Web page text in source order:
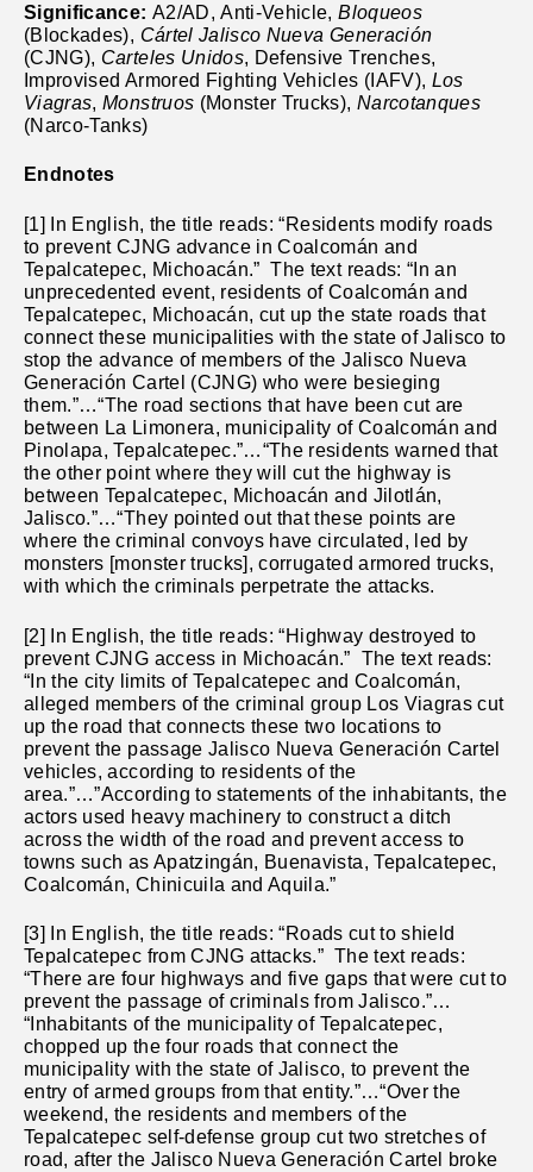
Significance: A2/AD, Anti-Vehicle,Bloqueos
(Blockades), Cártel Jalisco Nueva Generación
(CJNG), Carteles Unidos, Defensive Trenches,
Improvised Armored Fighting Vehicles (IAFV), Los
Viagras,Monstruos (Monster Trucks), Narcotanques
(Narco-Tanks)
Endnotes
[1] In English, the title reads: “Residents modify roads
to prevent CJNG advance in Coalcomán and
Tepalcatepec, Michoacán.” The text reads: “In an
unprecedented event, residents of Coalcomán and
Tepalcatepec, Michoacán, cut up the state roads that
connect these municipalities with the state of Jalisco to
stop the advance of members of the Jalisco Nueva
Generación Cartel (CJNG) who were besieging
them.”…“The road sections that have been cut are
between La Limonera, municipality of Coalcomán and
Pinolapa, Tepalcatepec.”…“The residents warned that
the other point where they will cut the highway is
between Tepalcatepec, Michoacán and Jilotlán,
Jalisco.”…“They pointed out that these points are
where the criminal convoys have circulated, led by
monsters [monster trucks], corrugated armored trucks,
with which the criminals perpetrate the attacks.
[2] In English, the title reads: “Highway destroyed to
prevent CJNG access in Michoacán.” The text reads:
“In the city limits of Tepalcatepec and Coalcomán,
alleged members of the criminal group Los Viagras cut
up the road that connects these two locations to
prevent the passage Jalisco Nueva Generación Cartel
vehicles, according to residents of the
area.”…”According to statements of the inhabitants, the
actors used heavy machinery to construct a ditch
across the width of the road and prevent access to
towns such as Apatzingán, Buenavista, Tepalcatepec,
Coalcomán, Chinicuila and Aquila.”
[3] In English, the title reads: “Roads cut to shield
Tepalcatepec from CJNG attacks.” The text reads:
“There are four highways and five gaps that were cut to
prevent the passage of criminals from Jalisco.”…
“Inhabitants of the municipality of Tepalcatepec,
chopped up the four roads that connect the
municipality with the state of Jalisco, to prevent the
entry of armed groups from that entity.”…“Over the
weekend, the residents and members of the
Tepalcatepec self-defense group cut two stretches of
road, after the Jalisco Nueva Generación Cartel broke